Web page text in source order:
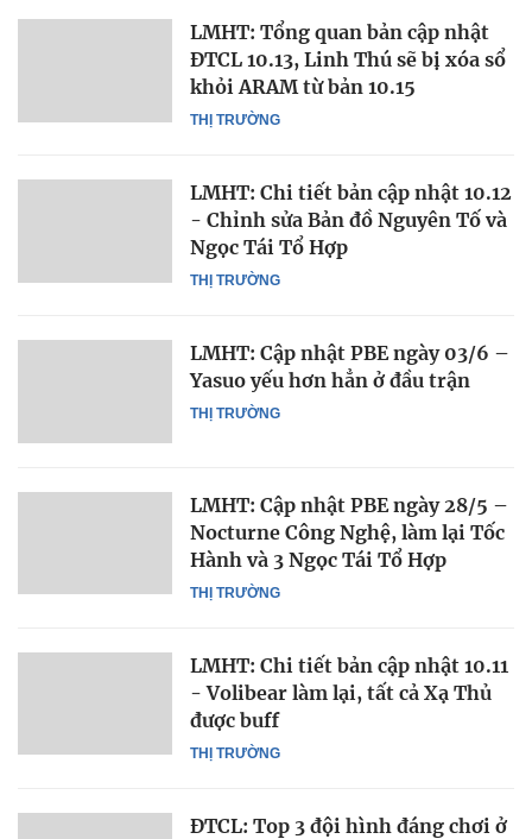
THỊ TRƯỜNG
LMHT: Tổng quan bản cập nhật
ĐTCL 10.13, Linh Thú sẽ bị xóa sổ
khỏi ARAM từ bản 10.15
THỊ TRƯỜNG
LMHT: Chi tiết bản cập nhật 10.12
- Chỉnh sửa Bản đồ Nguyên Tố và
Ngọc Tái Tổ Hợp
THỊ TRƯỜNG
LMHT: Cập nhật PBE ngày 03/6 –
Yasuo yếu hơn hẳn ở đầu trận
THỊ TRƯỜNG
LMHT: Cập nhật PBE ngày 28/5 –
Nocturne Công Nghệ, làm lại Tốc
Hành và 3 Ngọc Tái Tổ Hợp
THỊ TRƯỜNG
LMHT: Chi tiết bản cập nhật 10.11
- Volibear làm lại, tất cả Xạ Thủ
được buff
ĐTCL: Top 3 đội hình đáng chơi ở